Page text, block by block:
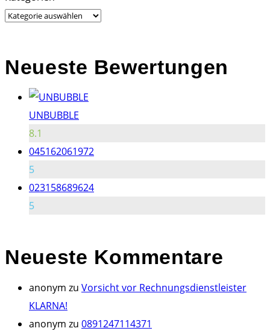
for:
Neueste Bewertungen
UNBUBBLE
8.1
045162061972
5
023158689624
5
Neueste Kommentare
anonym zu Vorsicht vor Rechnungsdienstleister
KLARNA!
anonym zu 0891247114371